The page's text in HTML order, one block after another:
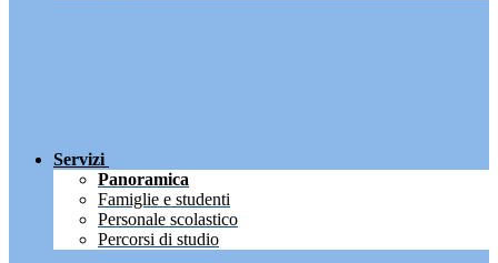
Servizi
Panoramica
Famiglie e studenti
Personale scolastico
Percorsi di studio